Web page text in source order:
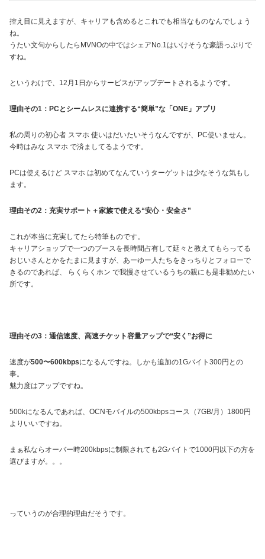
控え目に見えますが、キャリアも含めるとこれでも相当なものなんでしょう
ね。
うたい文句からしたらMVNOの中ではシェアNo.1はいけそうな豪語っぷりで
すね。
というわけで、12月1日からサービスがアップデートされるようです。
理由その1：PCとシームレスに連携する“簡単”な「ONE」アプリ
私の周りの初心者 スマホ 使いはだいたいそうなんですが、PC使いません。
今時はみな スマホ で済ましてるようです。
PCは使えるけど スマホ は初めてなんていうターゲットは少なそうな気もし
ます。
理由その2：充実サポート＋家族で使える“安心・安全さ”
これが本当に充実してたら特筆ものです。
キャリアショップで一つのブースを長時間占有して延々と教えてもらってる
おじいさんとかをたまに見ますが、あーゆー人たちをきっちりとフォローで
きるのであれば、 らくらくホン で我慢させているうちの親にも是非勧めたい
所です。
理由その3：通信速度、高速チケット容量アップで“安く”お得に
速度が500〜600kbpsになるんですね。しかも追加の1Gバイト300円との
事。
魅力度はアップですね。
500kになるんであれば、OCNモバイルの500kbpsコース（7GB/月）1800円
よりいいですね。
まぁ私ならオーバー時200kbpsに制限されても2Gバイトで1000円以下の方を
選びますが。。。
っていうのが合理的理由だそうです。